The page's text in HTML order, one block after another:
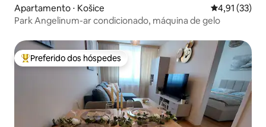
Apartamento ⋅ Košice 4,91 de uma
4,91 (33)
Park Angelinum-ar condicionado, máquina de gelo
Entre os melhores preferidos dos hóspedes
Preferido dos hóspedes